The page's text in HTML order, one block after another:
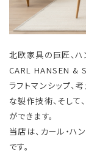
北欧家具の巨匠、
CARL HANSEN &
ラフトマンシップ、
な製作技術、そして
ができます。
当店は、カール・ハ
です。